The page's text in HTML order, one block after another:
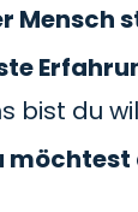
Mensch
bist du